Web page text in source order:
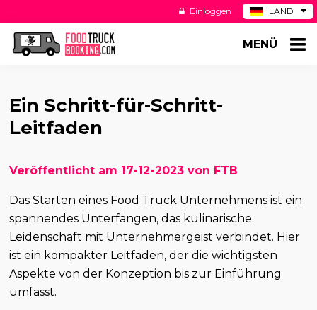
LAND
ES
Einloggen
MENÜ
Ein Schritt-für-Schritt-
Leitfaden
Veröffentlicht am 17-12-2023 von FTB
Das Starten eines Food Truck Unternehmens ist ein
spannendes Unterfangen, das kulinarische
Leidenschaft mit Unternehmergeist verbindet. Hier
ist ein kompakter Leitfaden, der die wichtigsten
Aspekte von der Konzeption bis zur Einführung
umfasst.